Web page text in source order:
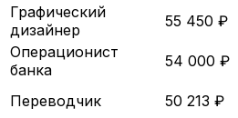
Графический
дизайнер
55 450 ₽
Операционист
банка
54 000 ₽
Переводчик
50 213 ₽